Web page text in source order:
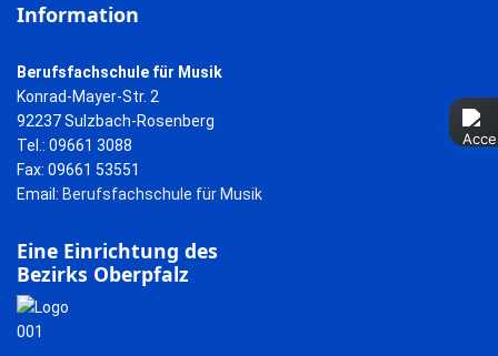
Information
Berufsfachschule für Musik
Konrad-Mayer-Str. 2
92237 Sulzbach-Rosenberg
Tel.: 09661 3088
Fax: 09661 53551
Email: Berufsfachschule für Musik
Eine Einrichtung des
Bezirks Oberpfalz